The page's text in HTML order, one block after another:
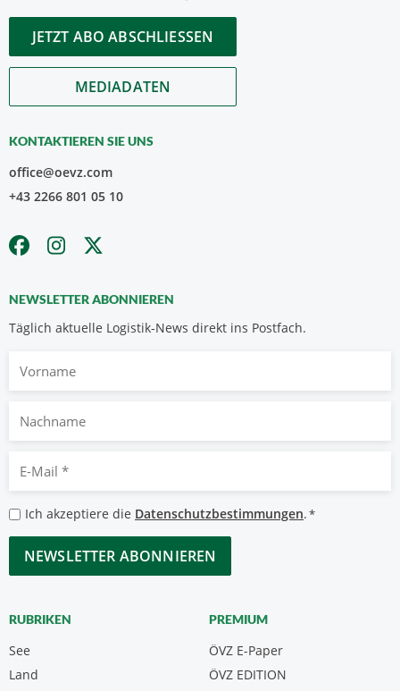
JETZT ABO ABSCHLIESSEN
MEDIADATEN
KONTAKTIEREN SIE UNS
office@oevz.com
+43 2266 801 05 10
NEWSLETTER ABONNIEREN
Täglich aktuelle Logistik-News direkt ins Postfach.
Nachname
Mail
*
Datenschutzbestimmungen
*
Ich akzeptiere die Datenschutzbestimmungen.*
CAPTCHA
RUBRIKEN
See
Land
PREMIUM
ÖVZ E-Paper
ÖVZ EDITION